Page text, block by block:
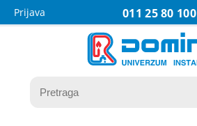
011 25 80 100
Prijava